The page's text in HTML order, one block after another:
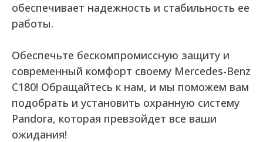
обеспечивает надежность и стабильность ее
работы.
Обеспечьте бескомпромиссную защиту и
современный комфорт своему Mercedes-Benz
C180! Обращайтесь к нам, и мы поможем вам
подобрать и установить охранную систему
Pandora, которая превзойдет все ваши
ожидания!